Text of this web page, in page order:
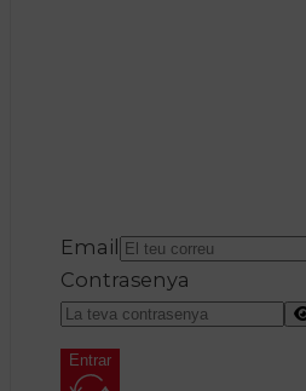
Email
Contrasenya
Entrar